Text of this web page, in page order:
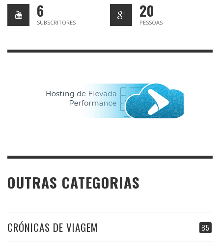
6
SUBSCRITORES
20
PESSOAS
OUTRAS CATEGORIAS
85
CRÓNICAS DE VIAGEM